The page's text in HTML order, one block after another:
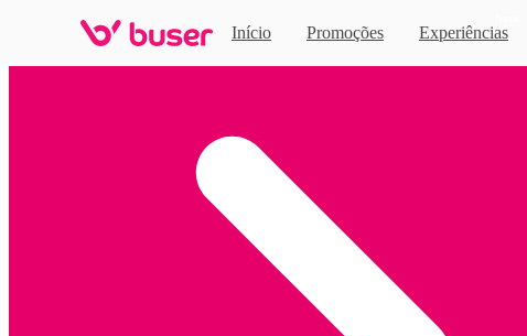
Início Promoções Experiências